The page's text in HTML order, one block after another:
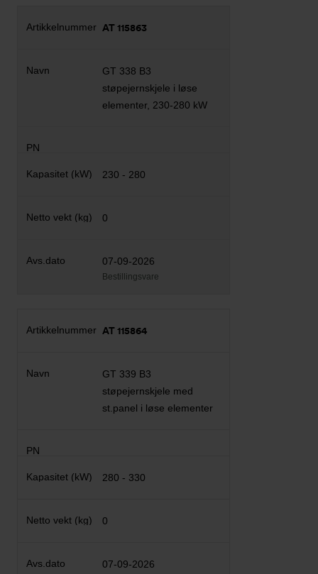
AT 115863
GT 338 B3
støpejernskjele i løse
elementer, 230-280 kW
230 - 280
0
07-09-2026
Bestillingsvare
AT 115864
GT 339 B3
støpejernskjele med
st.panel i løse elementer
280 - 330
0
07-09-2026